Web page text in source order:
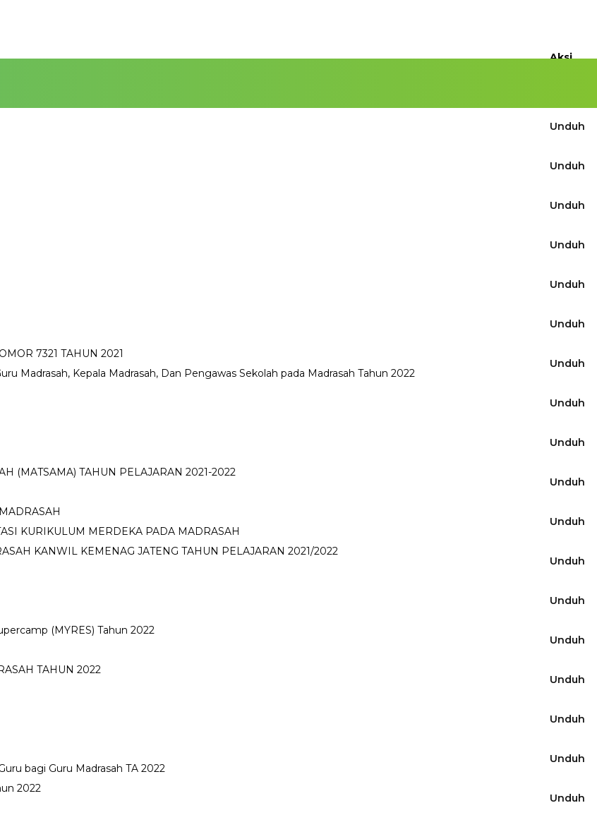
Aksi
Unduh
Unduh
Unduh
Unduh
Unduh
Unduh
7321 TAHUN 2021
Madrasah, Kepala Madrasah, Dan Pengawas Sekolah pada Madrasah Tahun 2022
Unduh
Unduh
Unduh
(MATSAMA) TAHUN PELAJARAN 2021-2022
Unduh
KURIKULUM MERDEKA PADA MADRASAH
Unduh
KANWIL KEMENAG JATENG TAHUN PELAJARAN 2021/2022
Unduh
Unduh
(MYRES) Tahun 2022
Unduh
TAHUN 2022
Unduh
Unduh
bagi Guru Madrasah TA 2022
Unduh
2022
Unduh